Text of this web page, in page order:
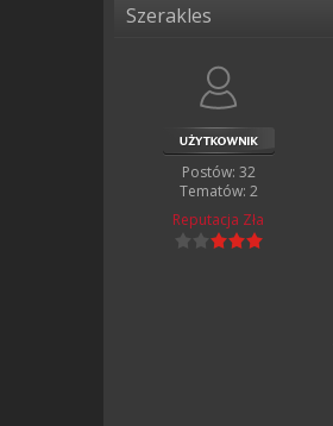
Szerakles
Postów: 32
Tematów: 2
Reputacja Zła